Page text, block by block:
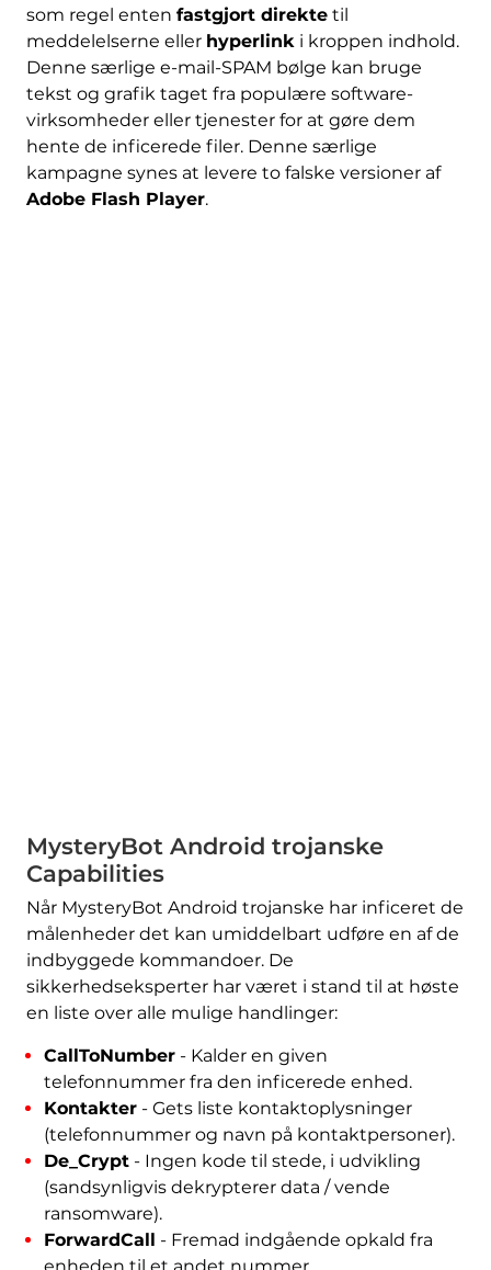
som regel enten fastgjort direktetil
meddelelserne eller hyperlinki kroppen indhold.
Denne særlige e-mail-SPAM bølge kan bruge
tekst og grafik taget fra populære software-
virksomheder eller tjenester for at gøre dem
hente de inficerede filer. Denne særlige
kampagne synes at levere to falske versioner af
Adobe Flash Player.
MysteryBot Android trojanske
Capabilities
Når MysteryBot Android trojanske har inficeret de
målenheder det kan umiddelbart udføre en af ​​de
indbyggede kommandoer. De
sikkerhedseksperter har været i stand til at høste
en liste over alle mulige handlinger:
CallToNumber- Kalder en given
telefonnummer fra den inficerede enhed.
Kontakter- Gets liste kontaktoplysninger
(telefonnummer og navn på kontaktpersoner).
De_Crypt- Ingen kode til stede, i udvikling
(sandsynligvis dekrypterer data / vende
ransomware).
ForwardCall - Fremad indgående opkald fra